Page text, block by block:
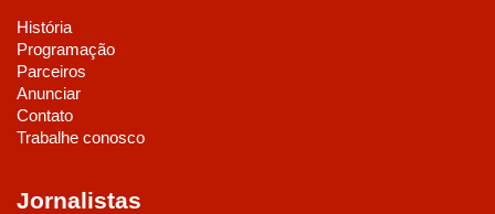
História
Programação
Parceiros
Anunciar
Contato
Trabalhe conosco
Jornalistas